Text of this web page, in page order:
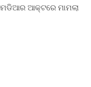
ଆକ୍ଟରେ ମାମଲା